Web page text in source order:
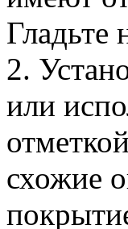
Гладьте
2.
или
схожие